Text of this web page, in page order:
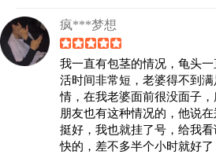
疯***梦想
我一直有包茎的情况，龟头
活时间非常短，老婆得不到
情，在我老婆面前很没面子
朋友也有这种情况的，他说
挺好，我也就挂了号，给我
快的，差不多半个小时就好